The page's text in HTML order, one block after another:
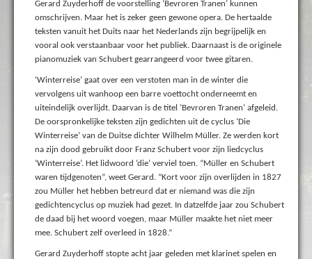
Gerard Zuyderhoff de voorstelling ‘Bevroren Tranen’ kunnen
omschrijven. Maar het is zeker geen gewone opera. De hertaalde
teksten vanuit het Duits naar het Nederlands zijn begrijpelijk en
vooral ook verstaanbaar voor het publiek. Daarnaast is de originele
pianomuziek van Schubert gearrangeerd voor twee gitaren.
‘Winterreise’ gaat over een verstoten man in de winter die
vervolgens uit wanhoop een barre voettocht onderneemt en
uiteindelijk overlijdt. Daarvan is de titel ‘Bevroren Tranen’ afgeleid.
De oorspronkelijke teksten zijn gedichten uit de cyclus ‘Die
Winterreise’ van de Duitse dichter Wilhelm Müller. Ze werden kort
na zijn dood gebruikt door Franz Schubert voor zijn liedcyclus
’Winterreise’. Het lidwoord ‘die’ verviel toen. “Müller en Schubert
waren tijdgenoten”, weet Gerard. “Kort voor zijn overlijden in 1827
zou Müller het hebben betreurd dat er niemand was die zijn
gedichtencyclus op muziek had gezet. In datzelfde jaar zou Schubert
de daad bij het woord voegen, maar Müller maakte het niet meer
mee. Schubert zelf overleed in 1828.”
Gerard Zuyderhoff stopte acht jaar geleden met klarinet spelen en